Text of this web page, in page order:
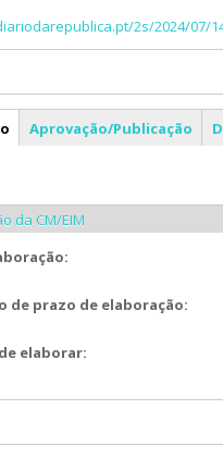
2s/2024/07/
Aprovação/Publicação
da CM/EIM
de prazo de elaboração:
elaborar: